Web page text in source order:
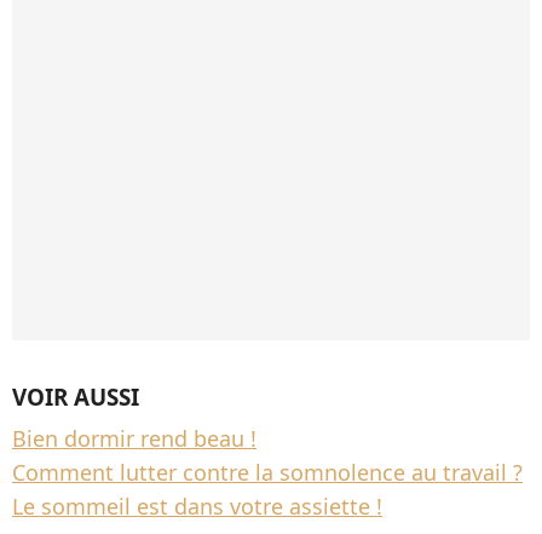
VOIR AUSSI
Bien dormir rend beau !
Comment lutter contre la somnolence au travail ?
Le sommeil est dans votre assiette !